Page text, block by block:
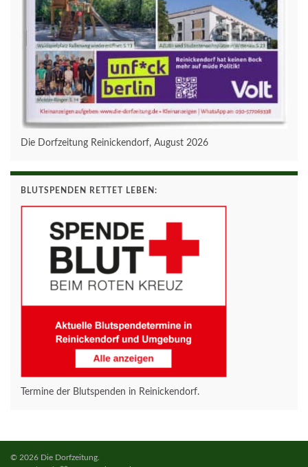
Die Dorfzeitung Reinickendorf, August 2026
BLUTSPENDEN RETTET LEBEN:
Termine der Blutspenden in Reinickendorf.
© 2026 Die Dorfzeitung.